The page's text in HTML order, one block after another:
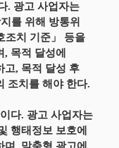
. 광고 사업자는
를 위해 방통위
조치 기준」 등을
목적 달성에
고, 목적 달성 후
조치를 해야 한다.
다. 광고 사업자는
행태정보 보호에